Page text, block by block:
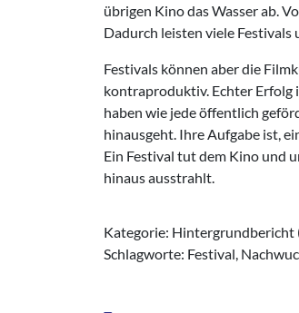
übrigen Kino das Wasser ab.
Dadurch leisten viele
Festivals können aber die
kontraproduktiv. Echter Erfolg
haben wie jede öffentlich
hinausgeht. Ihre Aufgabe ist,
Ein Festival tut dem Kino und
hinaus ausstrahlt.
Kategorie: Hintergrundbericht
Schlagworte: Festival,